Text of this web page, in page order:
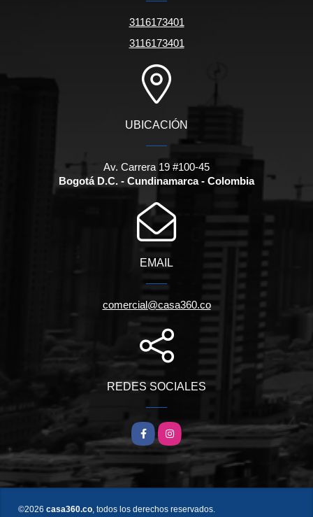
3116173401
3116173401
UBICACIÓN
Av. Carrera 19 #100-45
Bogotá D.C. - Cundinamarca - Colombia
EMAIL
comercial@casa360.co
REDES SOCIALES
FacebookInstagram
©2026 casa360.co , todos los derechos reservados.